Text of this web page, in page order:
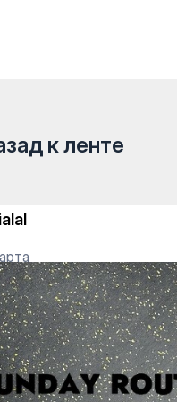
1Fit · 1Fit
к ленте